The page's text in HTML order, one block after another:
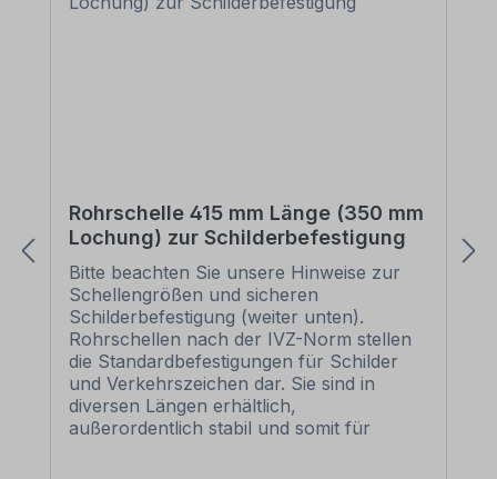
Rohrschelle 415 mm Länge (350 mm
Lochung) zur Schilderbefestigung
Bitte beachten Sie unsere Hinweise zur
Schellengrößen und sicheren
Schilderbefestigung (weiter unten).
Rohrschellen nach der IVZ-Norm stellen
die Standardbefestigungen für Schilder
und Verkehrszeichen dar. Sie sind in
diversen Längen erhältlich,
außerordentlich stabil und somit für